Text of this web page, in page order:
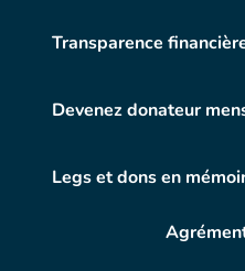
Transparence
Devenez donateur
Legs et dons en